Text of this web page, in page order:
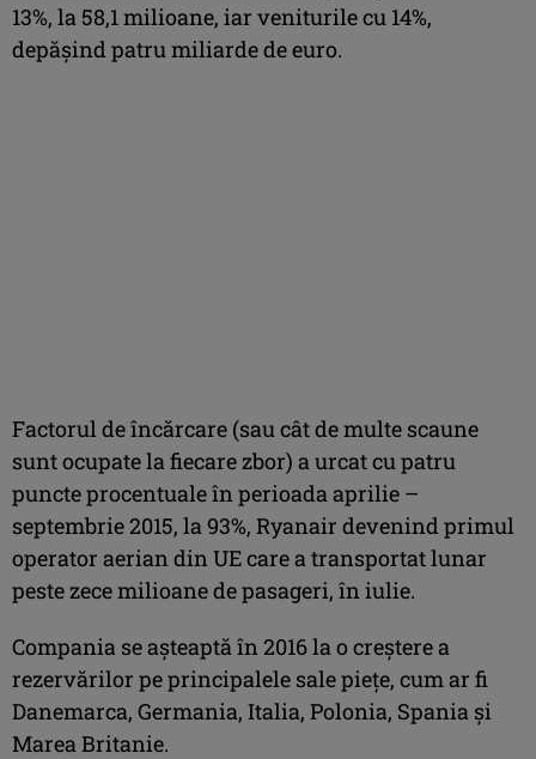
13%, la 58,1 milioane, iar veniturile cu 14%,
depăşind patru miliarde de euro.
Factorul de încărcare (sau cât de multe scaune
sunt ocupate la fiecare zbor) a urcat cu patru
puncte procentuale în perioada aprilie –
septembrie 2015, la 93%, Ryanair devenind primul
operator aerian din UE care a transportat lunar
peste zece milioane de pasageri, în iulie.
Compania se aşteaptă în 2016 la o creştere a
rezervărilor pe principalele sale pieţe, cum ar fi
Danemarca, Germania, Italia, Polonia, Spania şi
Marea Britanie.